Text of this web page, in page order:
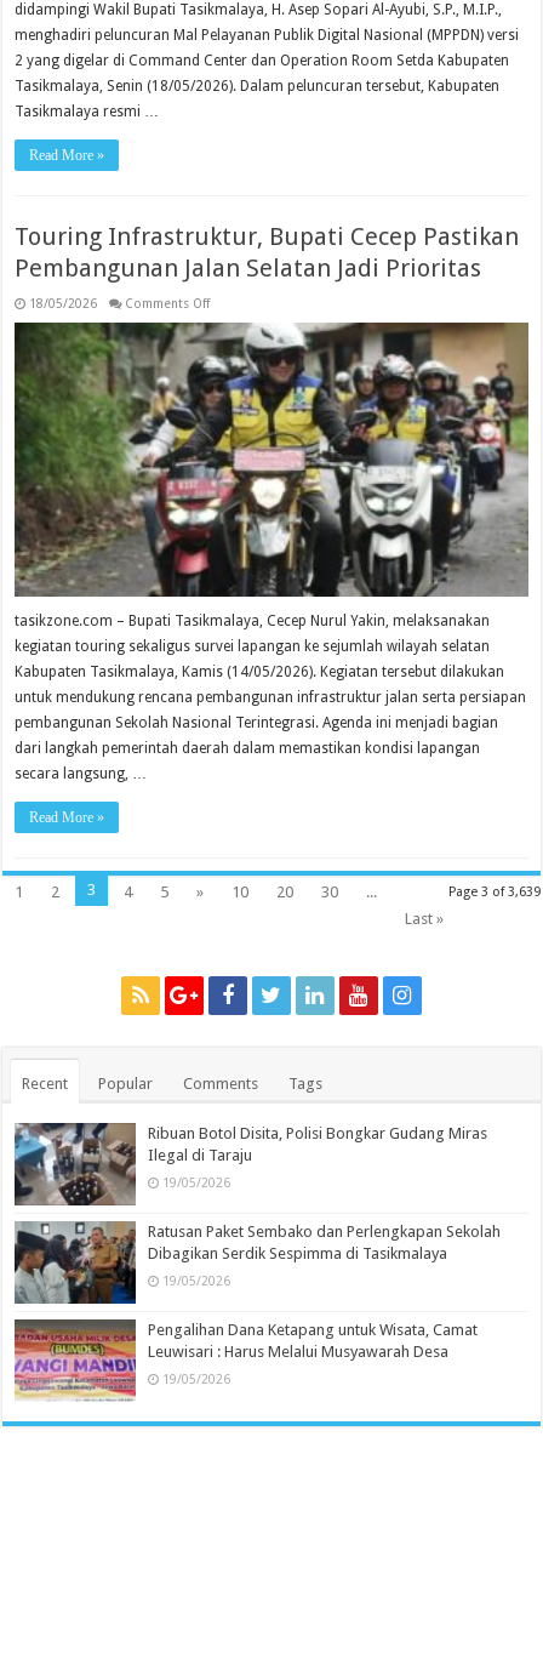
didampingi Wakil Bupati Tasikmalaya, H. Asep Sopari Al-Ayubi, S.P., M.I.P.,
menghadiri peluncuran Mal Pelayanan Publik Digital Nasional (MPPDN) versi
2 yang digelar di Command Center dan Operation Room Setda Kabupaten
Tasikmalaya, Senin (18/05/2026). Dalam peluncuran tersebut, Kabupaten
Tasikmalaya resmi …
Read More »
Touring Infrastruktur, Bupati Cecep Pastikan
Pembangunan Jalan Selatan Jadi Prioritas
18/05/2026 Comments Offon
Infrastruktur,
Bupati
Cecep
Pastikan
Pembangunan
Jalan
Selatan
Jadi
Prioritas
tasikzone.com – Bupati Tasikmalaya, Cecep Nurul Yakin, melaksanakan
kegiatan touring sekaligus survei lapangan ke sejumlah wilayah selatan
Kabupaten Tasikmalaya, Kamis (14/05/2026). Kegiatan tersebut dilakukan
untuk mendukung rencana pembangunan infrastruktur jalan serta persiapan
pembangunan Sekolah Nasional Terintegrasi. Agenda ini menjadi bagian
dari langkah pemerintah daerah dalam memastikan kondisi lapangan
secara langsung, …
Read More »
Page 3 of 3,639
1 2 3 4 5 » 10 20 30
...
Last »
Recent Popular Comments Tags
Ribuan Botol Disita, Polisi Bongkar Gudang Miras
Ilegal di Taraju
19/05/2026
Ratusan Paket Sembako dan Perlengkapan Sekolah
Dibagikan Serdik Sespimma di Tasikmalaya
19/05/2026
Pengalihan Dana Ketapang untuk Wisata, Camat
Leuwisari : Harus Melalui Musyawarah Desa
19/05/2026